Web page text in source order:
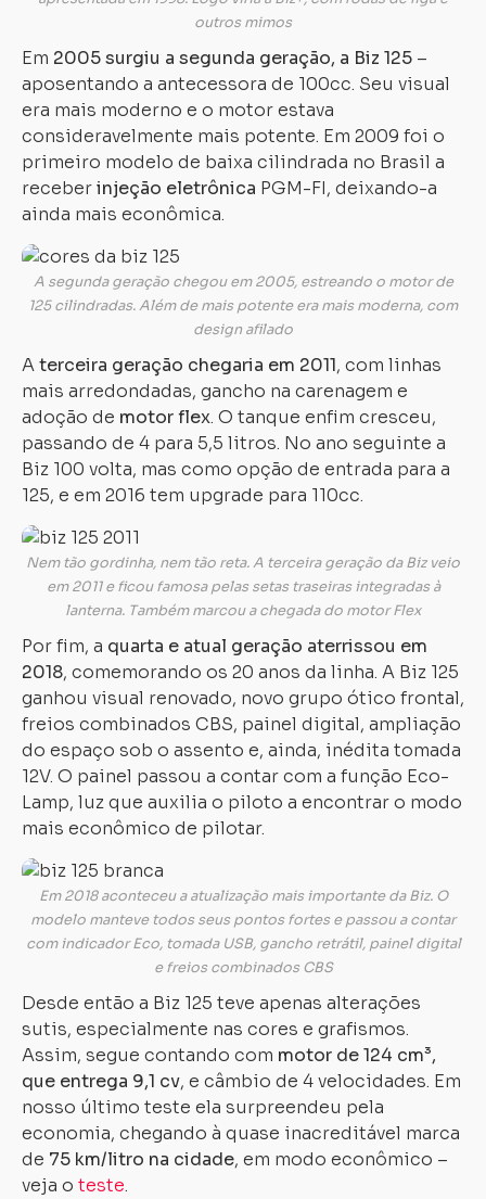
outros mimos
Em 2005 surgiu a segunda geração, a Biz 125 –
aposentando a antecessora de 100cc. Seu visual
era mais moderno e o motor estava
consideravelmente mais potente. Em 2009 foi o
primeiro modelo de baixa cilindrada no Brasil a
receberinjeção eletrônica PGM-FI, deixando-a
ainda mais econômica.
A segunda geração chegou em 2005, estreando o motor de
125 cilindradas. Além de mais potente era mais moderna, com
design afilado
Aterceira geração chegaria em 2011, com linhas
mais arredondadas, gancho na carenagem e
adoção de motor flex. O tanque enfim cresceu,
passando de 4 para 5,5 litros. No ano seguinte a
Biz 100 volta, mas como opção de entrada para a
125, e em 2016 tem upgrade para 110cc.
Nem tão gordinha, nem tão reta. A terceira geração da Biz veio
em 2011 e ficou famosa pelas setas traseiras integradas à
lanterna. Também marcou a chegada do motor Flex
Por fim, a quarta e atual geração aterrissou em
2018, comemorando os 20 anos da linha. A Biz 125
ganhou visual renovado, novo grupo ótico frontal,
freios combinados CBS, painel digital, ampliação
do espaço sob o assento e, ainda, inédita tomada
12V. O painel passou a contar com a função Eco-
Lamp, luz que auxilia o piloto a encontrar o modo
mais econômico de pilotar.
Em 2018 aconteceu a atualização mais importante da Biz. O
modelo manteve todos seus pontos fortes e passou a contar
com indicador Eco, tomada USB, gancho retrátil, painel digital
e freios combinados CBS
Desde então a Biz 125 teve apenas alterações
sutis, especialmente nas cores e grafismos.
Assim, segue contando com motor de 124 cm³,
que entrega 9,1 cv, e câmbio de 4 velocidades. Em
nosso último teste ela surpreendeu pela
economia, chegando à quase inacreditável marca
de 75 km/litro na cidade, em modo econômico –
veja o teste.
Carregando...
Carregando...